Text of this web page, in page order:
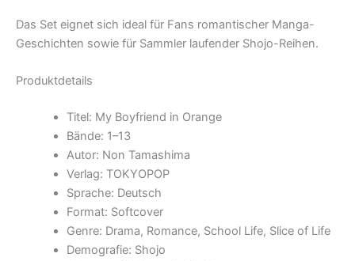
Das Set eignet sich ideal für Fans romantischer Manga-
Geschichten sowie für Sammler laufender Shojo-Reihen.
Produktdetails
Titel: My Boyfriend in Orange
Bände: 1–13
Autor: Non Tamashima
Verlag: TOKYOPOP
Sprache: Deutsch
Format: Softcover
Genre: Drama, Romance, School Life, Slice of Life
Demografie: Shojo